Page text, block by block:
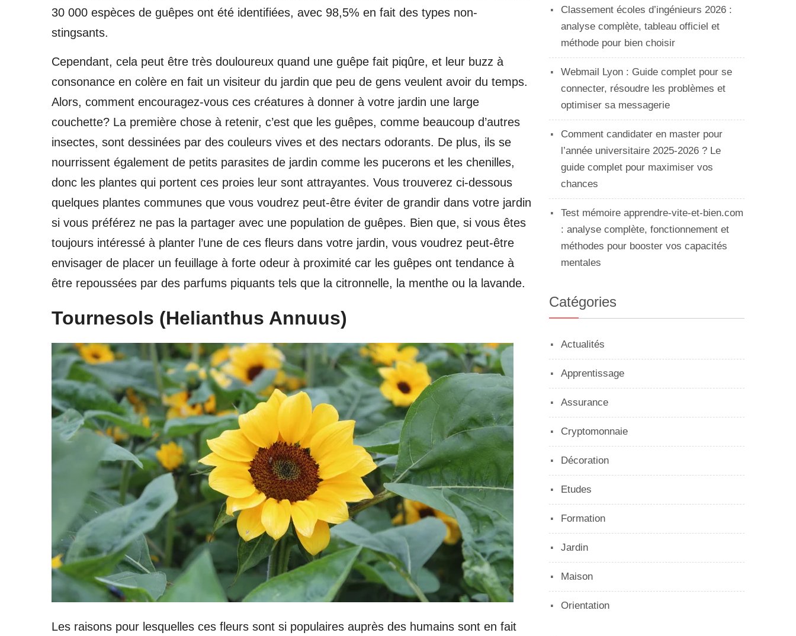
30 000 espèces de guêpes ont été identifiées, avec 98,5% en fait des types non-
stingsants.
Cependant, cela peut être très douloureux quand une guêpe fait piqûre, et leur buzz à
consonance en colère en fait un visiteur du jardin que peu de gens veulent avoir du temps.
Alors, comment encouragez-vous ces créatures à donner à votre jardin une large
couchette? La première chose à retenir, c’est que les guêpes, comme beaucoup d’autres
insectes, sont dessinées par des couleurs vives et des nectars odorants. De plus, ils se
nourrissent également de petits parasites de jardin comme les pucerons et les chenilles,
donc les plantes qui portent ces proies leur sont attrayantes. Vous trouverez ci-dessous
quelques plantes communes que vous voudrez peut-être éviter de grandir dans votre jardin
si vous préférez ne pas la partager avec une population de guêpes. Bien que, si vous êtes
toujours intéressé à planter l’une de ces fleurs dans votre jardin, vous voudrez peut-être
envisager de placer un feuillage à forte odeur à proximité car les guêpes ont tendance à
être repoussées par des parfums piquants tels que la citronnelle, la menthe ou la lavande.
Tournesols (Helianthus Annuus)
Les raisons pour lesquelles ces fleurs sont si populaires auprès des humains sont en fait
Classement écoles d’ingénieurs 2026 :
analyse complète, tableau officiel et
méthode pour bien choisir
Webmail Lyon : Guide complet pour se
connecter, résoudre les problèmes et
optimiser sa messagerie
Comment candidater en master pour
l’année universitaire 2025-2026 ? Le
guide complet pour maximiser vos
chances
Test mémoire apprendre-vite-et-bien.com
: analyse complète, fonctionnement et
méthodes pour booster vos capacités
mentales
Catégories
Actualités
Apprentissage
Assurance
Cryptomonnaie
Décoration
Etudes
Formation
Jardin
Maison
Orientation